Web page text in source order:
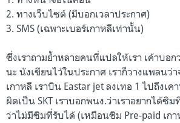
2. ทางเว็บไซต์ (มีบอกเวลาประกาศ)
3. SMS (เฉพาะเบอร์เกาหลีเท่านั้น)
ซึ่งเราถามย้ำหลายคนที่แปลให้เรา เค้าบอก
นะ นังเขียนไว้ในประกาศ เราก็วางแพลนว่
เกาหลี เราบิน Eastar jet ลงเทอ 1ไปถึงเค
ผิดเป็น SKT เราบอกพนง.ว่าเราอยากได้ซิ
ว่าไม่มีซิมที่รับได้ (เหมือนซิม Pre-paid เกา